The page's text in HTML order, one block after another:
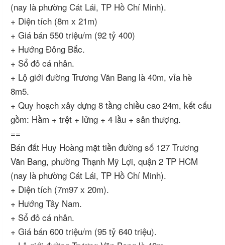
(nay là phường Cát Lái, TP Hồ Chí Minh).
+ Diện tích (8m x 21m)
+ Giá bán 550 triệu/m (92 tỷ 400)
+ Hướng Đông Bắc.
+ Sổ đỏ cá nhân.
+ Lộ giới đường Trương Văn Bang là 40m, vỉa hè
8m5.
+ Quy hoạch xây dựng 8 tầng chiều cao 24m, kết cấu
gồm: Hầm + trệt + lửng + 4 lầu + sân thượng.
==
Bán đất Huy Hoàng mặt tiền đường số 127 Trương
Văn Bang, phường Thạnh Mỹ Lợi, quận 2 TP HCM
(nay là phường Cát Lái, TP Hồ Chí Minh).
+ Diện tích (7m97 x 20m).
+ Hướng Tây Nam.
+ Sổ đỏ cá nhân.
+ Giá bán 600 triệu/m (95 tỷ 640 triệu).